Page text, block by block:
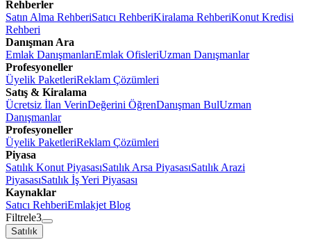
Rehberler
Satın Alma RehberiSatıcı RehberiKiralama RehberiKonut Kredisi
Rehberi
Danışman Ara
Emlak DanışmanlarıEmlak OfisleriUzman Danışmanlar
Profesyoneller
Üyelik PaketleriReklam Çözümleri
Satış & Kiralama
Ücretsiz İlan VerinDeğerini ÖğrenDanışman BulUzman
Danışmanlar
Profesyoneller
Üyelik PaketleriReklam Çözümleri
Piyasa
Satılık Konut PiyasasıSatılık Arsa PiyasasıSatılık Arazi
PiyasasıSatılık İş Yeri Piyasası
Kaynaklar
Satıcı RehberiEmlakjet Blog
Filtrele3
Satılık